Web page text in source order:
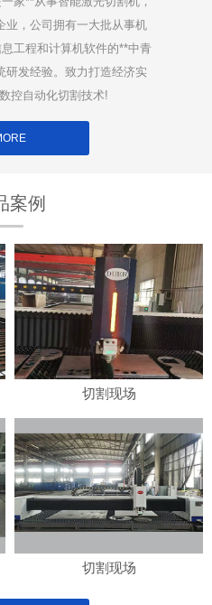
业，公司拥有一大批从事机
工程和计算机软件的**中青
研发经验。致力打造经济实
控自动化切割技术!
案例
切割现场
切割现场